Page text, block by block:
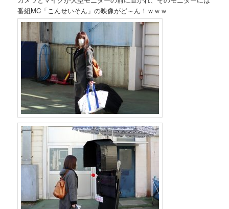
番組MC「こんせいそん」の映像がど～ん！ｗｗｗ